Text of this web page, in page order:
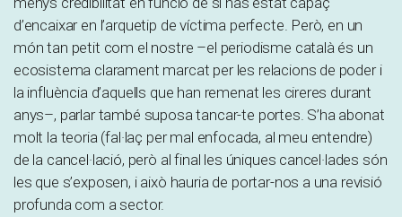
d’encaixar en l’arquetip de víctima perfecte. Però, en un
món tan petit com el nostre –el periodisme català és un
ecosistema clarament marcat per les relacions de poder i
la influència d’aquells que han remenat les cireres durant
anys–, parlar també suposa tancar-te portes. S’ha abonat
molt la teoria (fal·laç per mal enfocada, al meu entendre)
de la cancel·lació, però al final les úniques cancel·lades són
les que s’exposen, i això hauria de portar-nos a una revisió
profunda com a sector.